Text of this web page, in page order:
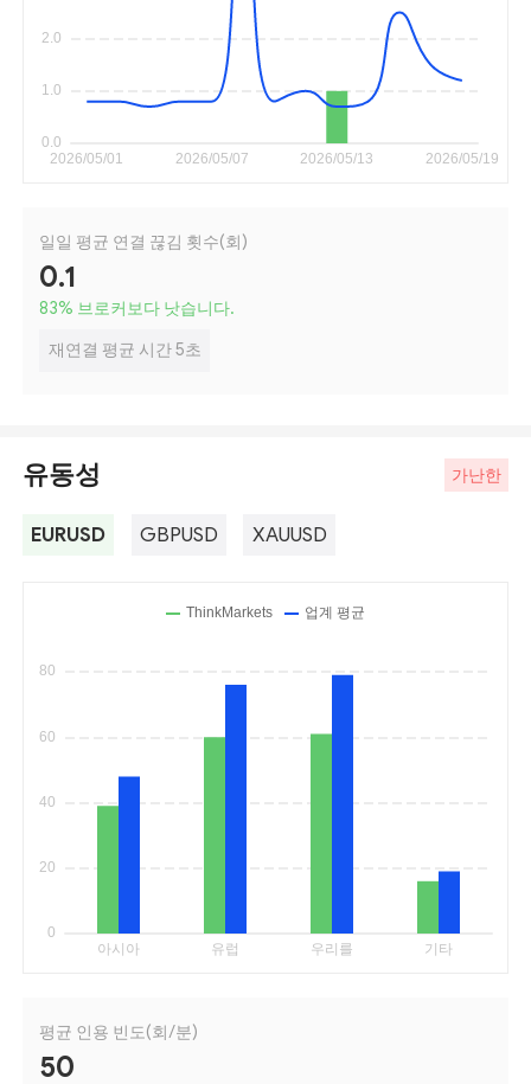
일일 평균 연결 끊김 횟수(회)
0.1
83% 브로커보다 낫습니다.
재연결 평균 시간 5초
유동성 가난한
EURUSD GBPUSD XAUUSD
평균 인용 빈도(회/분)
50